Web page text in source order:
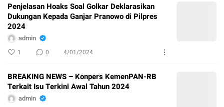
Penjelasan Hoaks Soal Golkar Deklarasikan
Dukungan Kepada Ganjar Pranowo di Pilpres
2024
admin
1 0 4/01/2024
BREAKING NEWS – Konpers KemenPAN-RB
Terkait Isu Terkini Awal Tahun 2024
admin